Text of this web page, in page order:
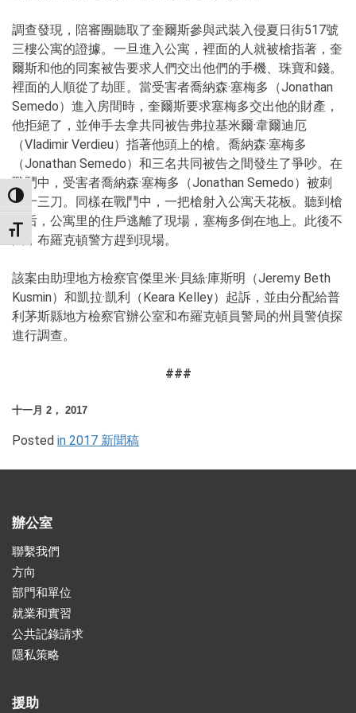
TOGGLE HIGH CONTRAST
TOGGLE FONT SIZE
調查發現，陪審團聽取了奎爾斯參與武裝入侵夏日街517號
三樓公寓的證據。一旦進入公寓，裡面的人就被槍指著，奎
爾斯和他的同案被告要求人們交出他們的手機、珠寶和錢。
裡面的人順從了劫匪。當受害者喬納森·塞梅多（Jonathan
Semedo）進入房間時，奎爾斯要求塞梅多交出他的財產，
他拒絕了，並伸手去拿共同被告弗拉基米爾·韋爾迪厄
（Vladimir Verdieu）指著他頭上的槍。喬納森·塞梅多
（Jonathan Semedo）和三名共同被告之間發生了爭吵。在
戰鬥中，受害者喬納森·塞梅多（Jonathan Semedo）被刺
了十三刀。同樣在戰鬥中，一把槍射入公寓天花板。聽到槍
聲后，公寓里的住戶逃離了現場，塞梅多倒在地上。此後不
久，布羅克頓警方趕到現場。
該案由助理地方檢察官傑里米·貝絲·庫斯明（Jeremy Beth
Kusmin）和凱拉·凱利（Keara Kelley）起訴，並由分配給普
利茅斯縣地方檢察官辦公室和布羅克頓員警局的州員警偵探
進行調查。
###
十一月 2， 2017
Posted in 2017 新聞稿
辦公室
聯繫我們
方向
部門和單位
就業和實習
公共記錄請求
隱私策略
援助